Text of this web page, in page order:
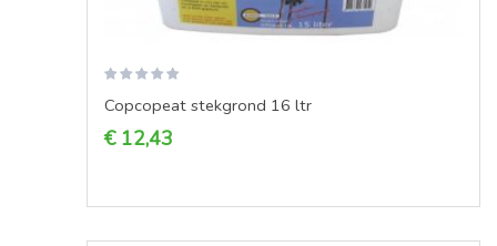
Copcopeat stekgrond 16 ltr
€ 12,43